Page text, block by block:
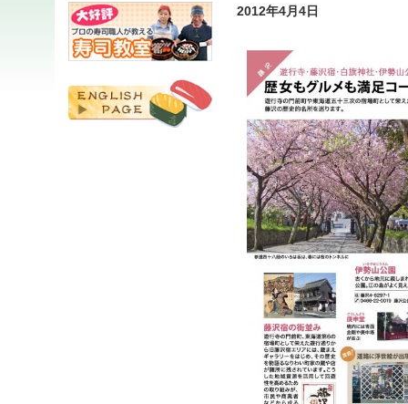
2012年4月4日